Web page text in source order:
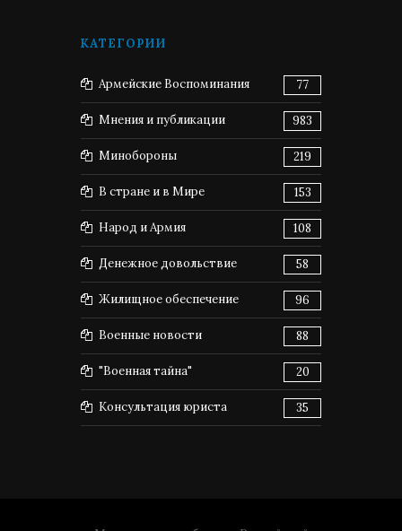
КАТЕГОРИИ
Армейские Воспоминания 77
Мнения и публикации 983
Минобороны 219
В стране и в Мире 153
Народ и Армия 108
Денежное довольствие 58
Жилищное обеспечение 96
Военные новости 88
"Военная тайна" 20
Консультация юриста 35